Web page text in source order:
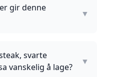
gir denne
▼
svarte
vanskelig å lage?
▼